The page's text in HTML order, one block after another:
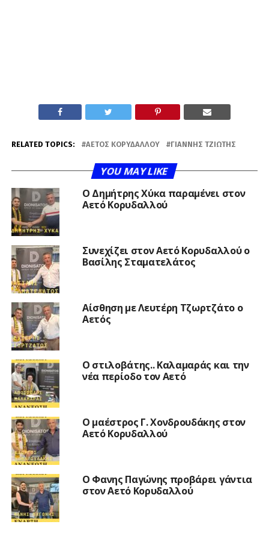
RELATED TOPICS: ΑΕΤΌΣ ΚΟΡΥΔΑΛΛΟΎ ΓΙΆΝΝΗΣ ΤΖΙΏΤΗΣ
YOU MAY LIKE
O Δημήτρης Χύκα παραμένει στον
Αετό Κορυδαλλού
Συνεχίζει στον Αετό Κορυδαλλού ο
Βασίλης Σταματελάτος
Αίσθηση με Λευτέρη Τζωρτζάτο ο
Αετός
Ο στιλοβάτης.. Καλαμαράς και την
νέα περίοδο τον Αετό
Ο μαέστρος Γ. Χονδρουδάκης στον
Αετό Κορυδαλλού
Ο Φανης Παγώνης προβάρει γάντια
στον Αετό Κορυδαλλού